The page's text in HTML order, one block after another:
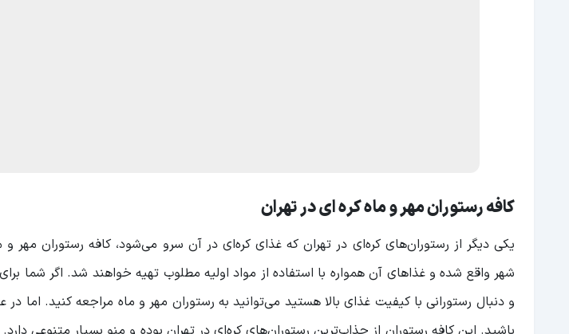
کافه رستوران مهر و ماه کره ‌ای در تهران
یکی دیگر از رستوران‌های کره‌ای در تهران که غذای کره‌ای در آن سرو می‌شود، کافه رستوران مهر
شهر واقع شده و غذاهای آن همواره با استفاده از مواد اولیه مطلوب تهیه خواهند شد. اگر شما برای
و دنبال رستورانی با کیفیت غذای بالا هستید می‌توانید به رستوران مهر و ماه مراجعه کنید. اما